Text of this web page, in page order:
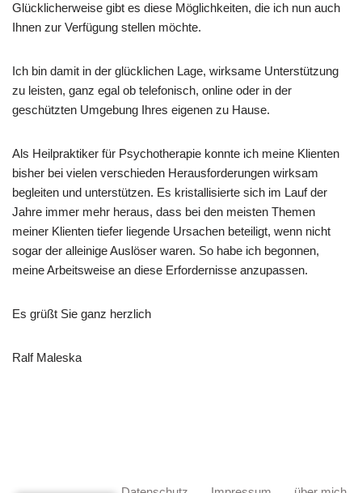
Glücklicherweise gibt es diese Möglichkeiten, die ich nun auch
Ihnen zur Verfügung stellen möchte.
Ich bin damit in der glücklichen Lage, wirksame Unterstützung
zu leisten, ganz egal ob telefonisch, online oder in der
geschützten Umgebung Ihres eigenen zu Hause.
Als Heilpraktiker für Psychotherapie konnte ich meine Klienten
bisher bei vielen verschieden Herausforderungen wirksam
begleiten und unterstützen. Es kristallisierte sich im Lauf der
Jahre immer mehr heraus, dass bei den meisten Themen
meiner Klienten tiefer liegende Ursachen beteiligt, wenn nicht
sogar der alleinige Auslöser waren. So habe ich begonnen,
meine Arbeitsweise an diese Erfordernisse anzupassen.
Es grüßt Sie ganz herzlich
Ralf Maleska